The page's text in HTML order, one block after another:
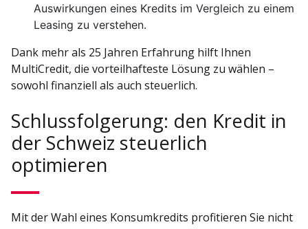
Auswirkungen eines Kredits im Vergleich zu einem
Leasing zu verstehen.
Dank mehr als 25 Jahren Erfahrung hilft Ihnen
MultiCredit, die vorteilhafteste Lösung zu wählen –
sowohl finanziell als auch steuerlich.
Schlussfolgerung: den Kredit in
der Schweiz steuerlich
optimieren
Mit der Wahl eines Konsumkredits profitieren Sie nicht